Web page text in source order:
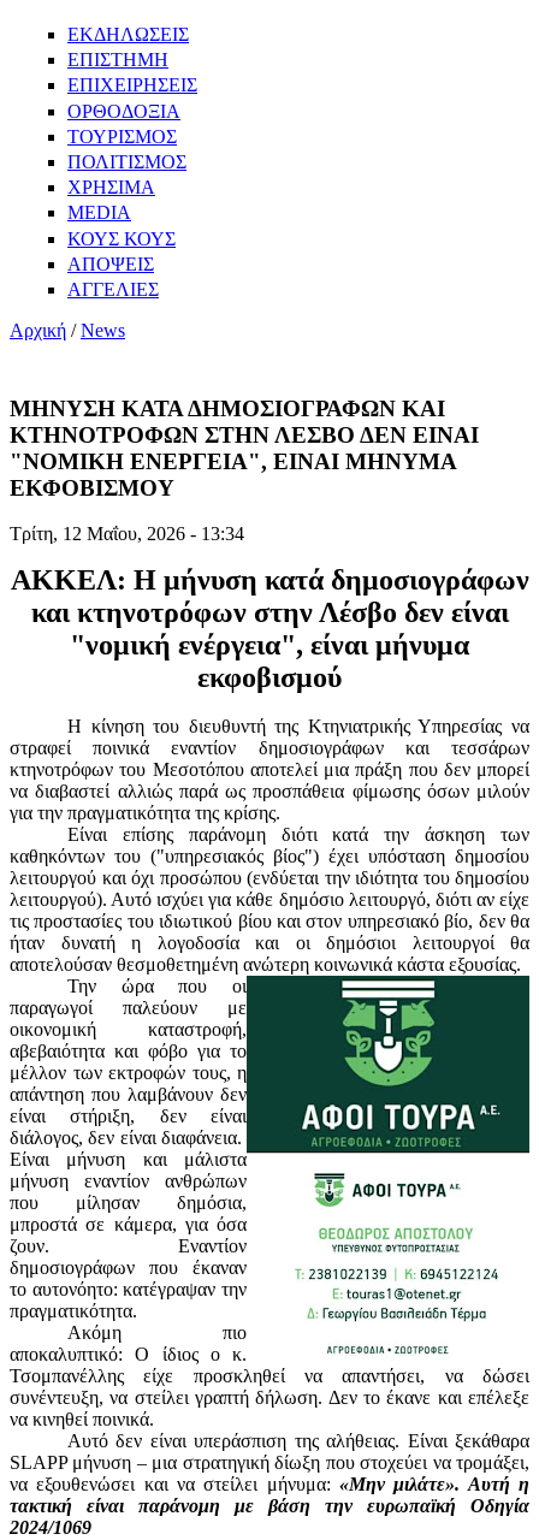
ΕΚΔΗΛΩΣΕΙΣ
ΕΠΙΣΤΗΜΗ
ΕΠΙΧΕΙΡΗΣΕΙΣ
ΟΡΘΟΔΟΞΙΑ
ΤΟΥΡΙΣΜΟΣ
ΠΟΛΙΤΙΣΜΟΣ
ΧΡΗΣΙΜΑ
MEDIA
ΚΟΥΣ ΚΟΥΣ
ΑΠΟΨΕΙΣ
ΑΓΓΕΛΙΕΣ
Αρχική /News
ΜΗΝΥΣΗ ΚΑΤΑ ΔΗΜΟΣΙΟΓΡΑΦΩΝ ΚΑΙ
ΚΤΗΝΟΤΡΟΦΩΝ ΣΤΗΝ ΛΕΣΒΟ ΔΕΝ ΕΙΝΑΙ
"ΝΟΜΙΚΗ ΕΝΕΡΓΕΙΑ", ΕΙΝΑΙ ΜΗΝΥΜΑ
ΕΚΦΟΒΙΣΜΟΥ
Τρίτη, 12 Μαΐου, 2026 - 13:34
ΑΚΚΕΛ: Η μήνυση κατά δημοσιογράφων
και κτηνοτρόφων στην Λέσβο δεν είναι
"νομική ενέργεια", είναι μήνυμα
εκφοβισμού
Η κίνηση του διευθυντή της Κτηνιατρικής Υπηρεσίας να
στραφεί ποινικά εναντίον δημοσιογράφων και τεσσάρων
κτηνοτρόφων του Μεσοτόπου αποτελεί μια πράξη που δεν μπορεί
να διαβαστεί αλλιώς παρά ως προσπάθεια φίμωσης όσων μιλούν
για την πραγματικότητα της κρίσης.
Είναι επίσης παράνομη διότι κατά την άσκηση των
καθηκόντων του ("υπηρεσιακός βίος") έχει υπόσταση δημοσίου
λειτουργού και όχι προσώπου (ενδύεται την ιδιότητα του δημοσίου
λειτουργού). Αυτό ισχύει για κάθε δημόσιο λειτουργό, διότι αν είχε
τις προστασίες του ιδιωτικού βίου και στον υπηρεσιακό βίο, δεν θα
ήταν δυνατή η λογοδοσία και οι δημόσιοι λειτουργοί θα
αποτελούσαν θεσμοθετημένη ανώτερη κοινωνικά κάστα εξουσίας.
Την ώρα που οι
παραγωγοί παλεύουν με
οικονομική καταστροφή,
αβεβαιότητα και φόβο για το
μέλλον των εκτροφών τους, η
απάντηση που λαμβάνουν δεν
είναι στήριξη, δεν είναι
διάλογος, δεν είναι διαφάνεια.
Είναι μήνυση και μάλιστα
μήνυση εναντίον ανθρώπων
που μίλησαν δημόσια,
μπροστά σε κάμερα, για όσα
ζουν. Εναντίον
δημοσιογράφων που έκαναν
το αυτονόητο: κατέγραψαν την
πραγματικότητα.
Ακόμη πιο
αποκαλυπτικό: Ο ίδιος ο κ.
Τσομπανέλλης είχε προσκληθεί να απαντήσει, να δώσει
συνέντευξη, να στείλει γραπτή δήλωση. Δεν το έκανε και επέλεξε
να κινηθεί ποινικά.
Αυτό δεν είναι υπεράσπιση της αλήθειας. Είναι ξεκάθαρα
SLAPP μήνυση – μια στρατηγική δίωξη που στοχεύει να τρομάξει,
να εξουθενώσει και να στείλει μήνυμα: «Μην μιλάτε». Αυτή η
τακτική είναι παράνομη με βάση την ευρωπαϊκή Οδηγία
2024/1069